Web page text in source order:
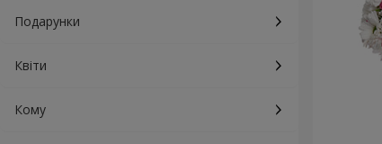
Подарунки
Квіти
Кому